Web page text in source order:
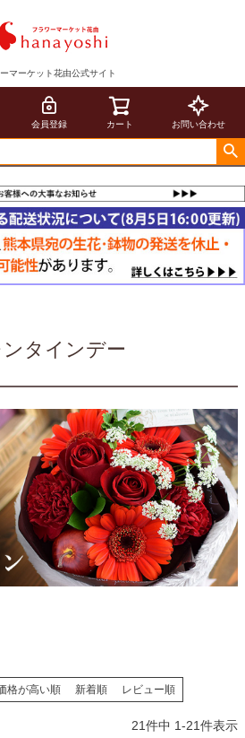
マーケット花由公式サイト
会員登録 カート お問い合わせ
タインデー
格が高い順 新着順 レビュー順
21件中 1-21件表示